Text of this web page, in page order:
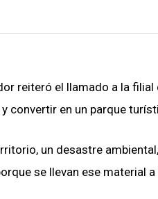
reiteró el llamado a la filial
convertir en un parque
un desastre
se llevan ese material